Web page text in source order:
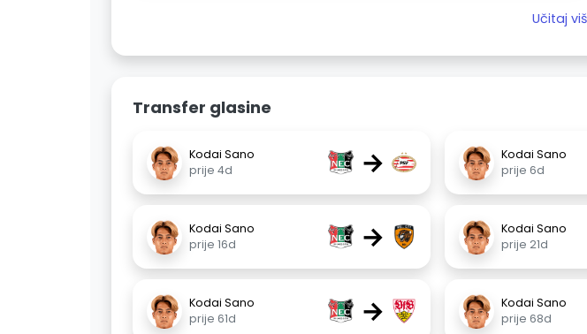
Učitaj
Transfer glasine
Kodai Sano
prije 4d
→
Kodai Sano
prije 6d
Kodai Sano
prije 16d
→
Kodai Sano
prije 21d
Kodai Sano
prije 61d
→
Kodai Sano
prije 68d